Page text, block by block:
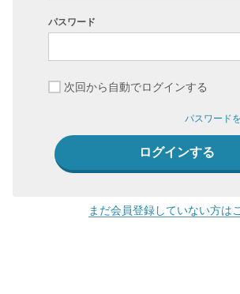
パスワード
次回から自動でログインする
パスワード
まだ会員登録していない方は